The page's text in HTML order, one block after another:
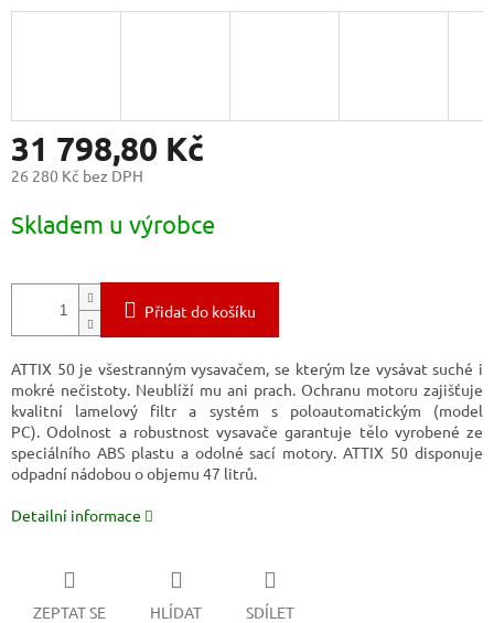
31 798,80 Kč
26 280 Kč bez DPH
cena:
Skladem u výrobce
Přidat do košíku
ATTIX 50 je všestranným vysavačem, se kterým lze vysávat suché i
mokré nečistoty. Neublíží mu ani prach. Ochranu motoru zajišťuje
kvalitní lamelový filtr a systém s poloautomatickým (model
PC). Odolnost a robustnost vysavače garantuje tělo vyrobené ze
speciálního ABS plastu a odolné sací motory. ATTIX 50 disponuje
odpadní nádobou o objemu 47 litrů.
Detailní informace
ZEPTAT SE HLÍDAT SDÍLET